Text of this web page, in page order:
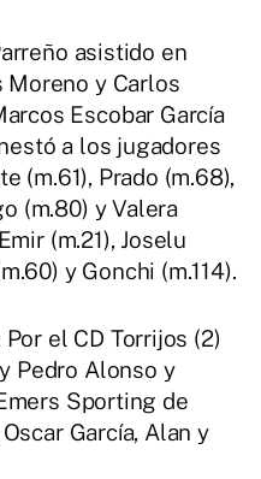
asistido en
Moreno y Carlos
Escobar García
a los jugadores
(m.61), Prado (m.68),
(m.80) y Valera
(m.21), Joselu
y Gonchi (m.114).
el CD Torrijos (2)
Pedro Alonso y
Sporting de
García, Alan y